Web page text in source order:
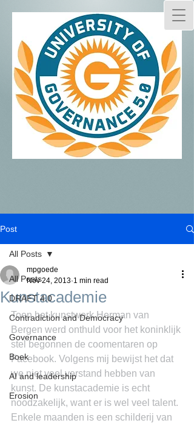
Post
All Posts
DRAFT 4.0
Contradiction and Democracy
Governance
Boek
AI and leadership
Erosion
All Posts
Kunstacademie
mpgoede
Nov 24, 2013 1 min read
Toen het kunstwerk Herman van
Bergen werd onthuld voor het koninklijk
stel begonnen de coomentaren op
Facebook. Volgens mij bewijst het dat
we niet veel verstand hebben van
kunst. De kunstacademie is echt
noodzakelijk, want er is wel veel talent.
Enkele maanden is een schilderij van